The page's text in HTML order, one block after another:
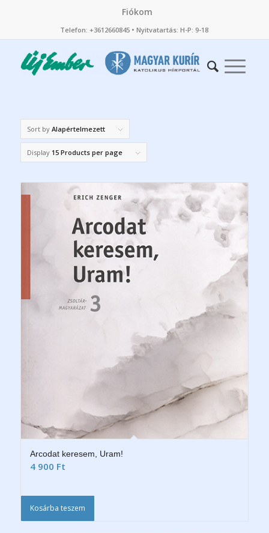
Fiókom
Telefon: +3612660845 • Nyitvatartás: H-P: 9-18
Sort by Alapértelmezett
Display 15 Products per page
Arcodat keresem, Uram!
4 900 Ft
Kosárba teszem